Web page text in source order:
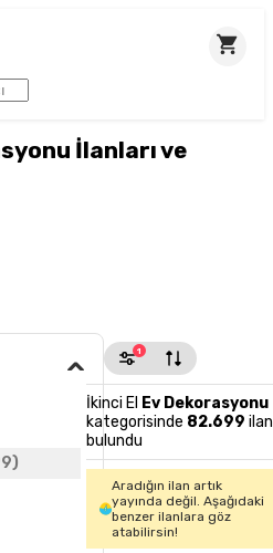
İlanları ve
)
1
İkinci El Ev Dekorasyonu
kategorisinde 82.699 ilan
bulundu
Aradığın ilan artık
yayında değil. Aşağıdaki
benzer ilanlara göz
atabilirsin!